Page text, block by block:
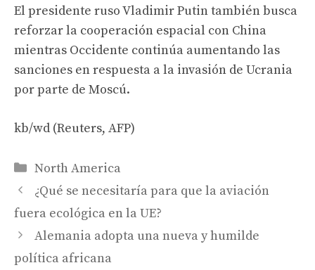
El presidente ruso Vladimir Putin también busca
reforzar la cooperación espacial con China
mientras Occidente continúa aumentando las
sanciones en respuesta a la invasión de Ucrania
por parte de Moscú.
kb/wd (Reuters, AFP)
Categories
North America
¿Qué se necesitaría para que la aviación
fuera ecológica en la UE?
Alemania adopta una nueva y humilde
política africana